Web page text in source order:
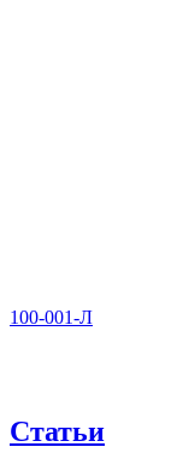
100-001-Л
Статьи